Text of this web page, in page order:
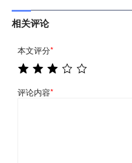
相关评论
本文评分*
评论内容*